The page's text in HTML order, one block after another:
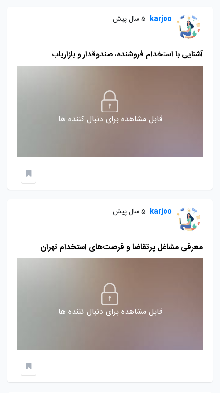
karjoo 5 سال پیش
آشنایی با استخدام فروشنده، صندوقدار و بازاریاب
قابل مشاهده برای دنبال کننده ها
karjoo 5 سال پیش
معرفی مشاغل پرتقاضا و فرصت‌های استخدام تهران
قابل مشاهده برای دنبال کننده ها